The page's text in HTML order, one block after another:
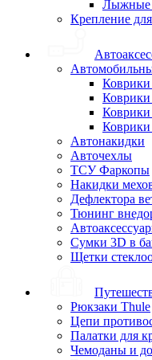
Лыжные
Крепление
Коврики
Коврики
Автонакидки
Авточехлы
ТСУ Фаркопы
Накидки
Дефлектора
Тюнинг
Сумки 3D в
Щетки
Рюкзаки Thule
Цепи
Палатки для
Чемоданы и